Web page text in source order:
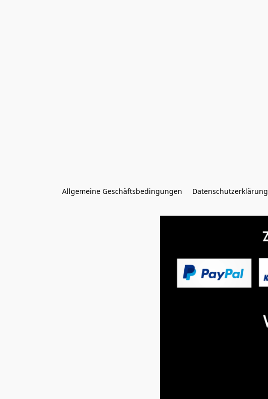
Allgemeine Geschäftsbedingungen
Datenschutzerklärung